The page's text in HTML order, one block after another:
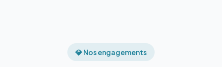
💎 Nos engagements